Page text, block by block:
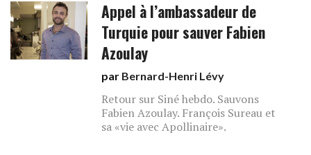
Appel à l’ambassadeur de
Turquie pour sauver Fabien
Azoulay
par Bernard-Henri Lévy
Retour sur Siné hebdo. Sauvons
Fabien Azoulay. François Sureau et
sa «vie avec Apollinaire».